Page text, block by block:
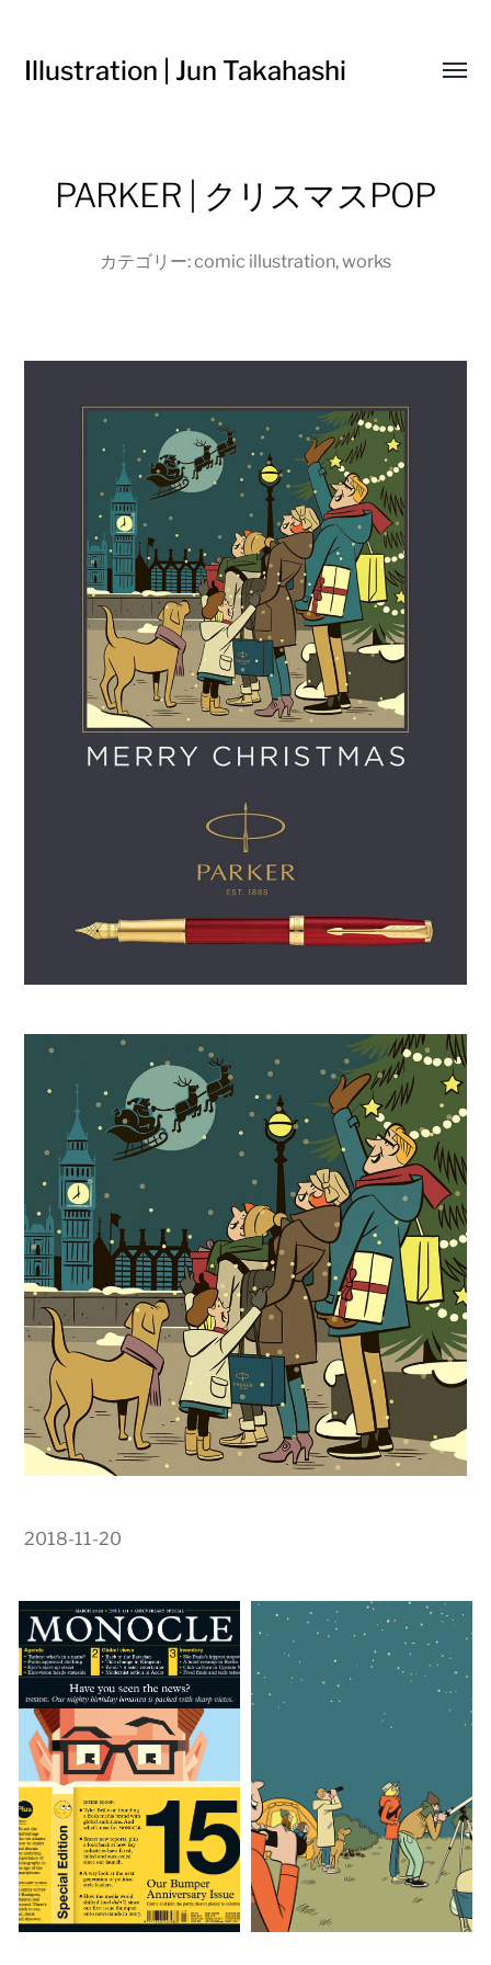
Illustration | Jun Takahashi
PARKER | クリスマスPOP
カテゴリー:comic illustration,works
2018-11-20